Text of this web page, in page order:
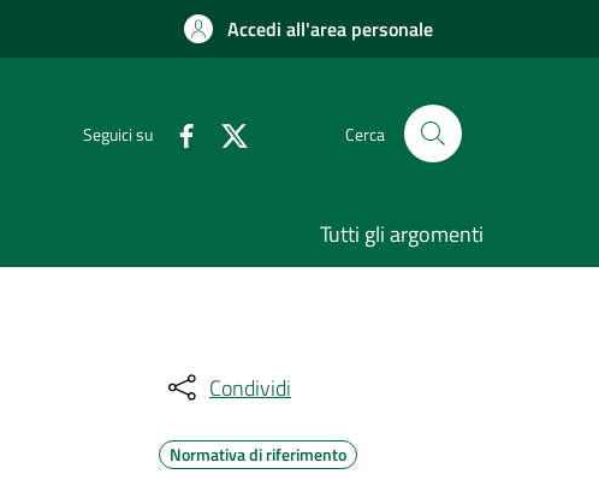
Accedi all'area personale
Seguici su Cerca
Tutti gli argomenti
Condividi
Normativa di riferimento